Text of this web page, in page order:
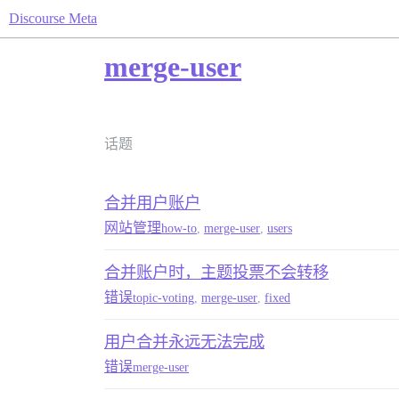
Discourse Meta
merge-user
话题
合并用户账户
网站管理how-to merge-user users
合并账户时，主题投票不会转移
错误topic-voting merge-user fixed
用户合并永远无法完成
错误merge-user